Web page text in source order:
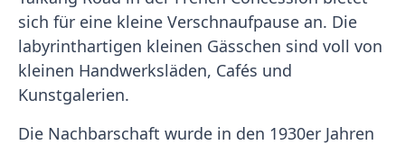
sich für eine kleine Verschnaufpause an. Die
labyrinthartigen kleinen Gässchen sind voll von
kleinen Handwerksläden, Cafés und
Kunstgalerien.
Die Nachbarschaft wurde in den 1930er Jahren